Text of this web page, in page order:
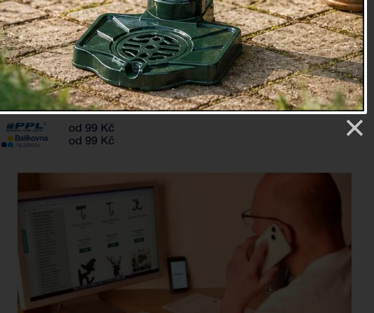
ks Sledovat produkt
Prodej již skončil, klikněte nasledovat produkta my vás upozorníme,
až bude znovu naskladněný a připravený k odeslání.